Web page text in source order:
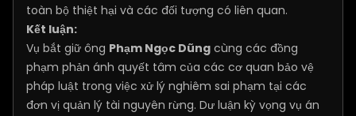
toàn bộ thiệt hại và các đối tượng có liên quan.
Kết luận:
Vụ bắt giữ ông Phạm Ngọc Dũng cùng các đồng
phạm phản ánh quyết tâm của các cơ quan bảo vệ
pháp luật trong việc xử lý nghiêm sai phạm tại các
đơn vị quản lý tài nguyên rừng. Dư luận kỳ vọng vụ án